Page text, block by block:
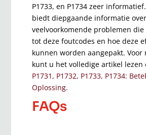
P1733, en P1734 zeer
biedt diepgaande informatie over
veelvoorkomende problemen
tot deze foutcodes en hoe deze
kunnen worden aangepakt. Voor
kunt u het volledige artikel lezen
P1731, P1732, P1733, P1734:
Oplossing.
FAQs